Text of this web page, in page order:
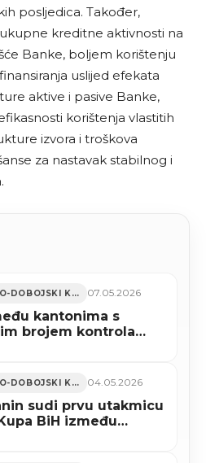
posljedica. Također,
kreditne aktivnosti na
Banke, boljem korištenju
uslijed efekata
aktive i pasive Banke,
korištenja vlastitih
izvora i troškova
za nastavak stabilnog i
ZENIČKO-DOBOJSKI KANTON 07.05.2026
kantonima s
brojem kontrola
ZENIČKO-DOBOJSKI KANTON 04.05.2026
sudi prvu utakmicu
BiH između